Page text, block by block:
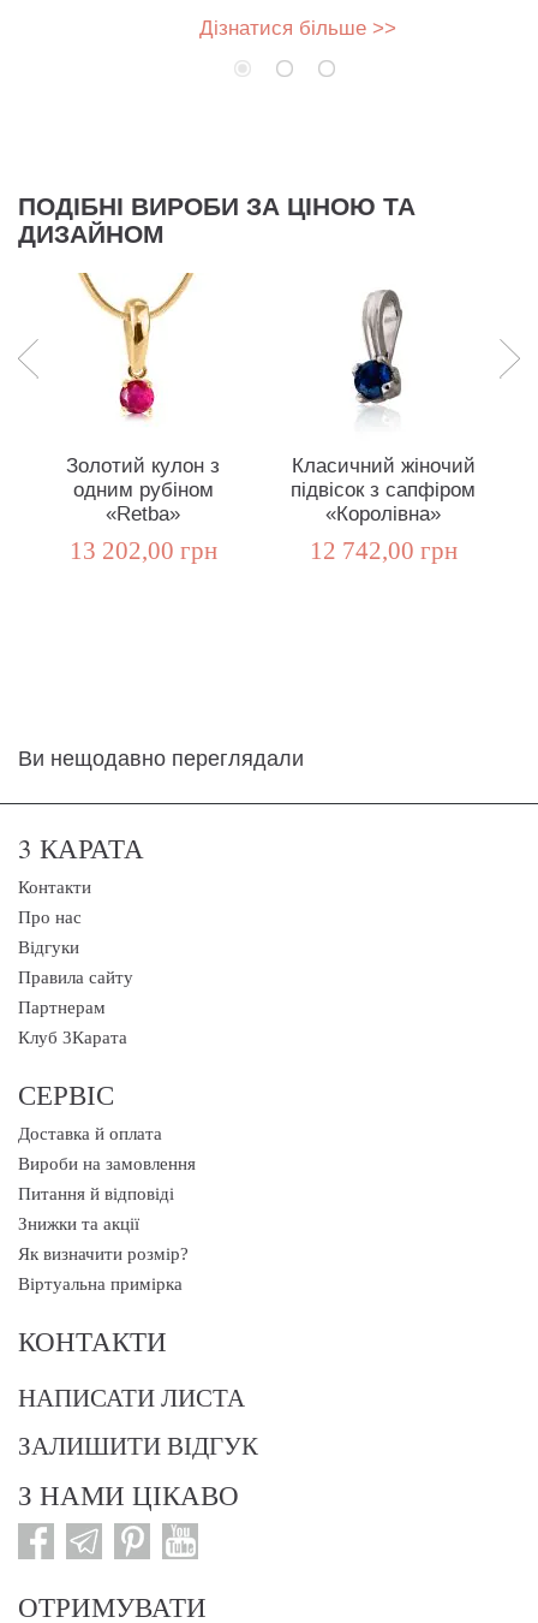
Дізнатися більше >>
ПОДІБНІ ВИРОБИ ЗА ЦІНОЮ ТА
ДИЗАЙНОМ
Золотий кулон з
одним рубіном
«Retba»
13 202,00 грн
Класичний жіночий
підвісок з сапфіром
«Королівна»
12 742,00 грн
Ви нещодавно переглядали
3 КАРАТА
Контакти
Про нас
Відгуки
Правила сайту
Партнерам
Клуб 3Карата
СЕРВІС
Доставка й оплата
Вироби на замовлення
Питання й відповіді
Знижки та акції
Як визначити розмір?
Віртуальна примірка
КОНТАКТИ
НАПИСАТИ ЛИСТА
ЗАЛИШИТИ ВІДГУК
З НАМИ ЦІКАВО
ОТРИМУВАТИ